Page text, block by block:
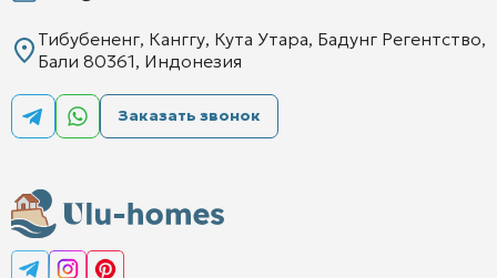
Тибубененг, Канггу, Кута Утара, Бадунг Регентство,
Бали 80361, Индонезия
Заказать звонок